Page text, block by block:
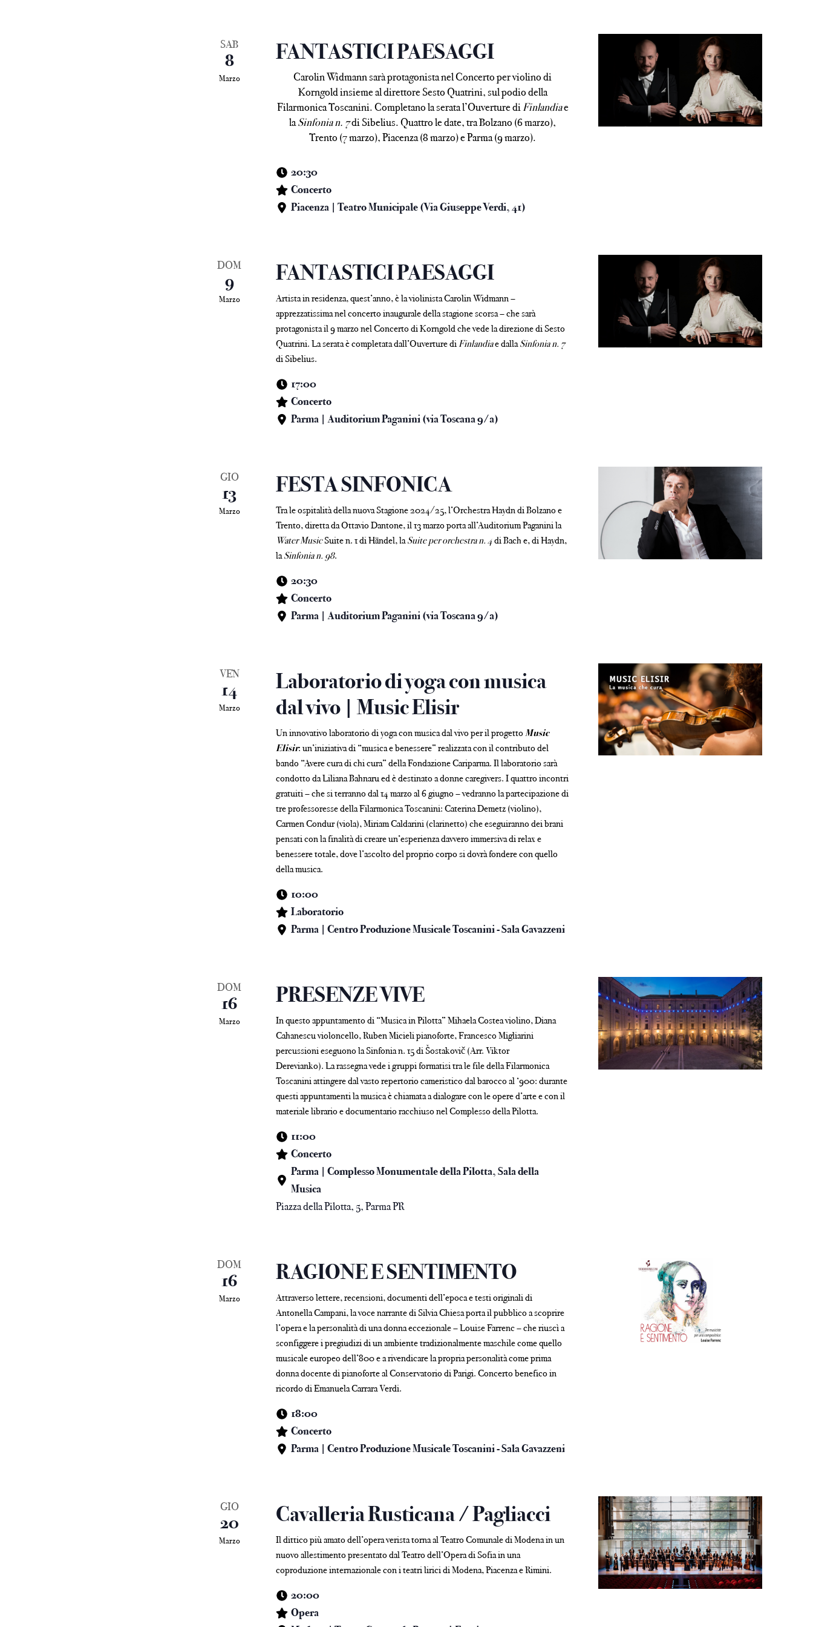
SAB
8
Marzo
FANTASTICI PAESAGGI
Carolin Widmann sarà protagonista nel Concerto per violino di
Korngold insieme al direttore Sesto Quatrini, sul podio della
Filarmonica Toscanini. Completano la serata l’Ouverture diFinlandiae
laSinfonia n. 7di Sibelius. Quattro le date, tra Bolzano (6 marzo),
Trento (7 marzo), Piacenza (8 marzo) e Parma (9 marzo).
20:30
Concerto
Piacenza | Teatro Municipale (Via Giuseppe Verdi, 41)
DOM
9
Marzo
FANTASTICI PAESAGGI
Artista in residenza, quest’anno, è la violinista Carolin Widmann –
apprezzatissima nel concerto inaugurale della stagione scorsa – che sarà
protagonista il 9 marzo nel Concerto di Korngold che vede la direzione di Sesto
Quatrini. La serata è completata dall’Ouverture diFinlandiae dallaSinfonia n. 7
di Sibelius.
17:00
Concerto
Parma | Auditorium Paganini (via Toscana 9/a)
GIO
13
Marzo
FESTA SINFONICA
Tra le ospitalità della nuova Stagione 2024/25, l’Orchestra Haydn di Bolzano e
Trento, diretta da Ottavio Dantone, il 13 marzo porta all’Auditorium Paganini la
Water MusicSuite n. 1 di Händel, laSuite per orchestra n. 4di Bach e, di Haydn,
laSinfonia n. 98.
20:30
Concerto
Parma | Auditorium Paganini (via Toscana 9/a)
VEN
14
Marzo
Laboratorio di yoga con musica
dal vivo | Music Elisir
Un innovativo laboratorio di yoga con musica dal vivo per il progettoMusic
Elisir: un’iniziativa di “musica e benessere” realizzata con il contributo del
bando “Avere cura di chi cura” della Fondazione Cariparma. Il laboratorio sarà
condotto da Liliana Bahnaru ed è destinato a donne caregivers. I quattro incontri
gratuiti – che si terranno dal 14 marzo al 6 giugno – vedranno la partecipazione di
tre professoresse della Filarmonica Toscanini: Caterina Demetz (violino),
Carmen Condur (viola), Miriam Caldarini (clarinetto) che eseguiranno dei brani
pensati con la finalità di creare un’esperienza davvero immersiva di relax e
benessere totale, dove l’ascolto del proprio corpo si dovrà fondere con quello
della musica.
10:00
Laboratorio
Parma | Centro Produzione Musicale Toscanini - Sala Gavazzeni
DOM
16
Marzo
PRESENZE VIVE
In questo appuntamento di “Musica in Pilotta” Mihaela Costea violino, Diana
Cahanescu violoncello, Ruben Micieli pianoforte, Francesco Migliarini
percussioni eseguono la Sinfonia n. 15 di Šostakovič (Arr. Viktor
Derevianko). La rassegna vede i gruppi formatisi tra le file della Filarmonica
Toscanini attingere dal vasto repertorio cameristico dal barocco al ‘900: durante
questi appuntamenti la musica è chiamata a dialogare con le opere d’arte e con il
materiale librario e documentario racchiuso nel Complesso della Pilotta.
11:00
Concerto
Parma | Complesso Monumentale della Pilotta, Sala della
Musica
Piazza della Pilotta, 5, Parma PR
DOM
16
Marzo
RAGIONE E SENTIMENTO
Attraverso lettere, recensioni, documenti dell’epoca e testi originali di
Antonella Campani, la voce narrante di Silvia Chiesa porta il pubblico a scoprire
l’opera e la personalità di una donna eccezionale – Louise Farrenc – che riuscì a
sconfiggere i pregiudizi di un ambiente tradizionalmente maschile come quello
musicale europeo dell’800 e a rivendicare la propria personalità come prima
donna docente di pianoforte al Conservatorio di Parigi. Concerto benefico in
ricordo di Emanuela Carrara Verdi.
18:00
Concerto
Parma | Centro Produzione Musicale Toscanini - Sala Gavazzeni
GIO
20
Marzo
Cavalleria Rusticana / Pagliacci
Il dittico più amato dell’opera verista torna al Teatro Comunale di Modena in un
nuovo allestimento presentato dal Teatro dell’Opera di Sofia in una
coproduzione internazionale con i teatri lirici di Modena, Piacenza e Rimini.
20:00
Opera